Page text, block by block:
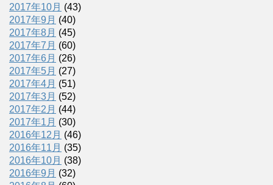
2017年10月 (43)
2017年9月 (40)
2017年8月 (45)
2017年7月 (60)
2017年6月 (26)
2017年5月 (27)
2017年4月 (51)
2017年3月 (52)
2017年2月 (44)
2017年1月 (30)
2016年12月 (46)
2016年11月 (35)
2016年10月 (38)
2016年9月 (32)